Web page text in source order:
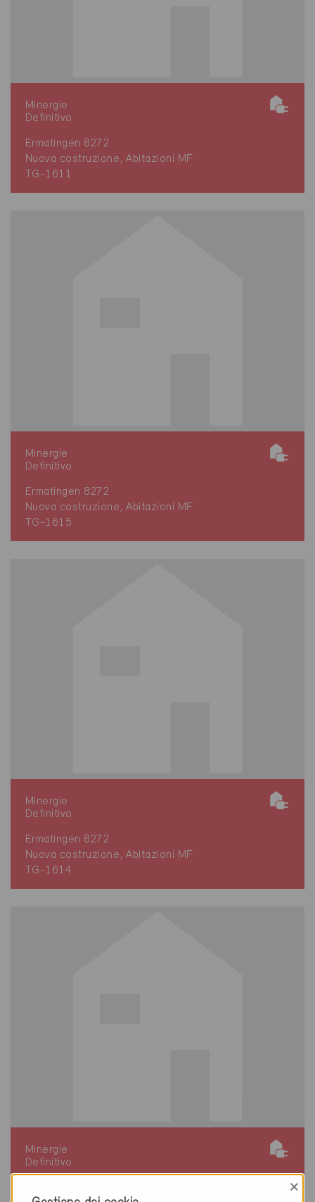
Minergie
Definitivo
Ermatingen 8272
Nuova costruzione, Abitazioni MF
TG-1611
Minergie
Definitivo
Ermatingen 8272
Nuova costruzione, Abitazioni MF
TG-1615
Minergie
Definitivo
Ermatingen 8272
Nuova costruzione, Abitazioni MF
TG-1614
Minergie
Definitivo
×